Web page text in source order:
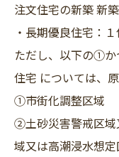
注文住宅の新築 新
・長期優良住宅：
ただし、以下の①
住宅 については、
①市街化調整区域
②土砂災害警戒区域
域又は高潮浸水想